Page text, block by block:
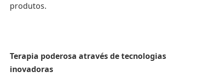
produtos.
Terapia poderosa através de tecnologias
inovadoras